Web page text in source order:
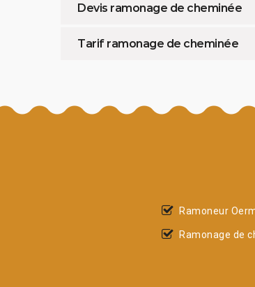
Devis ramonage de cheminée
Tarif ramonage de cheminée
Ramoneur
Ramonage de